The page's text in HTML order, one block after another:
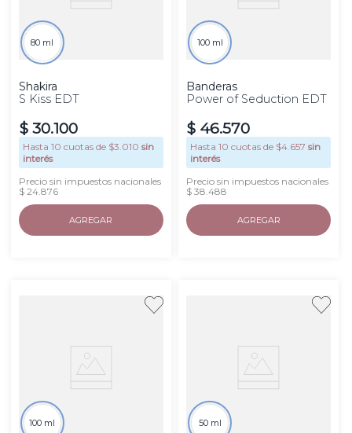
80 ml
Shakira
S Kiss EDT
$ 30.100
Hasta 10 cuotas de $3.010 sin
interés
Precio sin impuestos nacionales
$ 24.876
AGREGAR
100 ml
Banderas
Power of Seduction EDT
$ 46.570
Hasta10 cuotas de $4.657 sin
interés
Precio sin impuestos nacionales
$ 38.488
AGREGAR
100 ml 50 ml